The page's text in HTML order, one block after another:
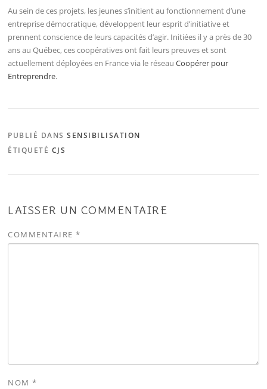
Au sein de ces projets, les jeunes s’initient au fonctionnement d’une
entreprise démocratique, développent leur esprit d’initiative et
prennent conscience de leurs capacités d’agir. Initiées il y a près de 30
ans au Québec, ces coopératives ont fait leurs preuves et sont
actuellement déployées en France via le réseauCoopérer pour
Entreprendre.
PUBLIÉ DANSSENSIBILISATION
ÉTIQUETÉ CJS
LAISSER UN COMMENTAIRE
COMMENTAIRE*
NOM*